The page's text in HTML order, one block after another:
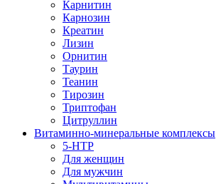
Карнитин
Карнозин
Креатин
Лизин
Орнитин
Таурин
Теанин
Тирозин
Триптофан
Цитруллин
Витаминно-минеральные комплексы
5-HTP
Для женщин
Для мужчин